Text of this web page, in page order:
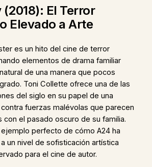
El Terror
Elevado a Arte
es un hito del cine de terror
elementos de drama familiar
de una manera que pocos
Toni Collette ofrece una de las
del siglo en su papel de una
fuerzas malévolas que parecen
con el pasado oscuro de su familia.
perfecto de cómo A24 ha
un nivel de sofisticación artística
para el cine de autor.